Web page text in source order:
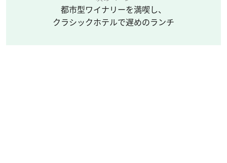
都市型ワイナリーを満喫し、
クラシックホテルで遅めのランチ